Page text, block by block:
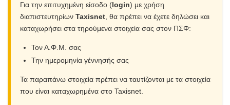
Για την επιτυχημένη είσοδο (login) με χρήση
διαπιστευτηρίων Taxisnet , θα πρέπει να έχετε δηλώσει και
καταχωρήσει στα τηρούμενα στοιχεία σας στον ΠΣΦ:
Τον Α.Φ.Μ. σας
Την ημερομηνία γέννησής σας
Τα παραπάνω στοιχεία πρέπει να ταυτίζονται με τα στοιχεία
που είναι καταχωρημένα στο Taxisnet.